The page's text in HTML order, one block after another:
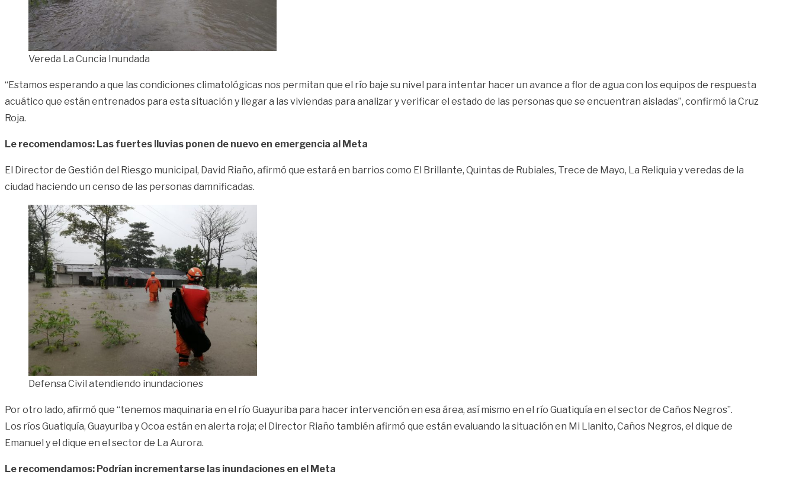
Vereda La Cuncia Inundada
“Estamos esperando a que las condiciones climatológicas nos permitan que el río baje su nivel para intentar hacer un avance a flor de agua con los equipos de respuesta
acuático que están entrenados para esta situación y llegar a las viviendas para analizar y verificar el estado de las personas que se encuentran aisladas”, confirmó la Cruz
Roja.
Le recomendamos: Las fuertes lluvias ponen de nuevo en emergencia al Meta
El Director de Gestión del Riesgo municipal, David Riaño, afirmó que estará en barrios como El Brillante, Quintas de Rubiales, Trece de Mayo, La Reliquia y veredas de la
ciudad haciendo un censo de las personas damnificadas.
Defensa Civil atendiendo inundaciones
Por otro lado, afirmó que “tenemos maquinaria en el río Guayuriba para hacer intervención en esa área, así mismo en el río Guatiquía en el sector de Caños Negros”.
Los ríos Guatiquía, Guayuriba y Ocoa están en alerta roja; el Director Riaño también afirmó que están evaluando la situación en Mi Llanito, Caños Negros, el dique de
Emanuel y el dique en el sector de La Aurora.
Le recomendamos: Podrían incrementarse las inundaciones en el Meta